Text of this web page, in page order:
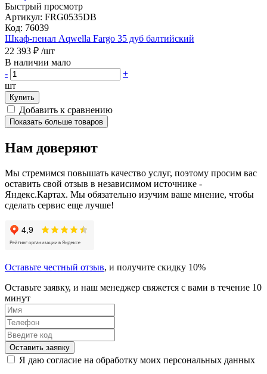
Быстрый просмотр
Артикул: FRG0535DB
Код: 76039
Шкаф-пенал Aqwella Fargo 35 дуб балтийский
22 393 ₽ /шт
В наличии мало
-
+
шт
Купить
Добавить к сравнению
Показать больше товаров
Нам доверяют
Мы стремимся повышать качество услуг, поэтому просим вас
оставить свой отзыв в независимом источнике -
Яндекс.Картах. Мы обязательно изучим ваше мнение, чтобы
сделать сервис еще лучше!
Оставьте честный отзыв, и получите скидку 10%
Оставьте заявку, и наш менеджер свяжется с вами в течение 10
минут
Оставить заявку
Я даю согласие на обработку моих персональных данных